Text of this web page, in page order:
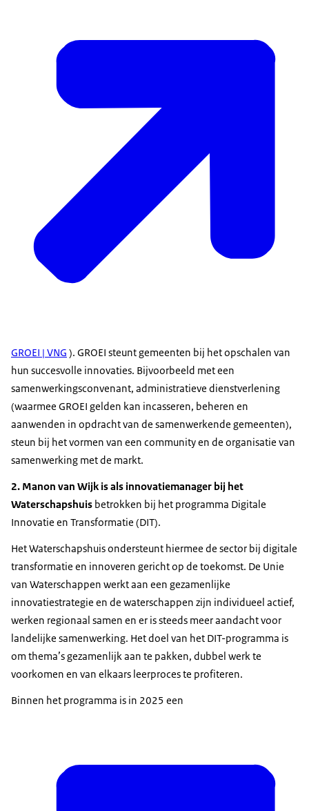
GROEI | VNG ). GROEI steunt gemeenten bij het opschalen van
hun succesvolle innovaties. Bijvoorbeeld met een
samenwerkingsconvenant, administratieve dienstverlening
(waarmee GROEI gelden kan incasseren, beheren en
aanwenden in opdracht van de samenwerkende gemeenten),
steun bij het vormen van een community en de organisatie van
samenwerking met de markt.
2. Manon van Wijk is als innovatiemanager bij het
Waterschapshuis betrokken bij het programma Digitale
Innovatie en Transformatie (DIT).
Het Waterschapshuis ondersteunt hiermee de sector bij digitale
transformatie en innoveren gericht op de toekomst. De Unie
van Waterschappen werkt aan een gezamenlijke
innovatiestrategie en de waterschappen zijn individueel actief,
werken regionaal samen en er is steeds meer aandacht voor
landelijke samenwerking. Het doel van het DIT-programma is
om thema’s gezamenlijk aan te pakken, dubbel werk te
voorkomen en van elkaars leerproces te profiteren.
Binnen het programma is in 2025 een